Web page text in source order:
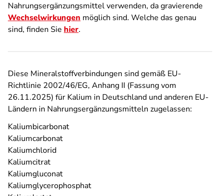
Nahrungsergänzungsmittel verwenden, da gravierende
Wechselwirkungen möglich sind. Welche das genau
sind, finden Sie hier.
Diese Mineralstoffverbindungen sind gemäß EU-
Richtlinie 2002/46/EG, Anhang II (Fassung vom
26.11.2025) für Kalium in Deutschland und anderen EU-
Ländern in Nahrungsergänzungsmitteln zugelassen:
Kaliumbicarbonat
Kaliumcarbonat
Kaliumchlorid
Kaliumcitrat
Kaliumgluconat
Kaliumglycerophosphat